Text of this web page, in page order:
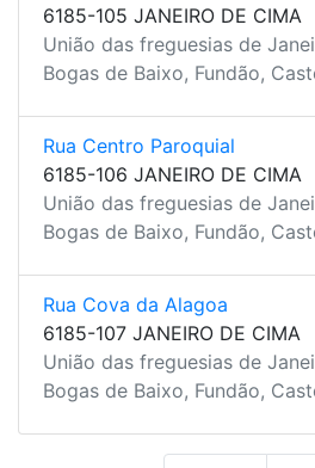
6185-105 JANEIRO DE CIMA
União das freguesias de
Bogas de Baixo, Fundão,
Rua Centro Paroquial
6185-106 JANEIRO DE CIMA
União das freguesias de
Bogas de Baixo, Fundão,
Rua Cova da Alagoa
6185-107 JANEIRO DE CIMA
União das freguesias de
Bogas de Baixo, Fundão,